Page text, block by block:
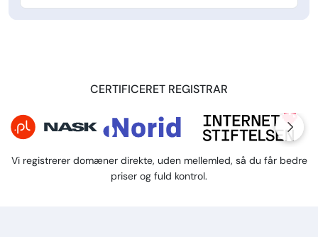
CERTIFICERET REGISTRAR
Vi registrerer domæner direkte, uden mellemled, så du får bedre
priser og fuld kontrol.